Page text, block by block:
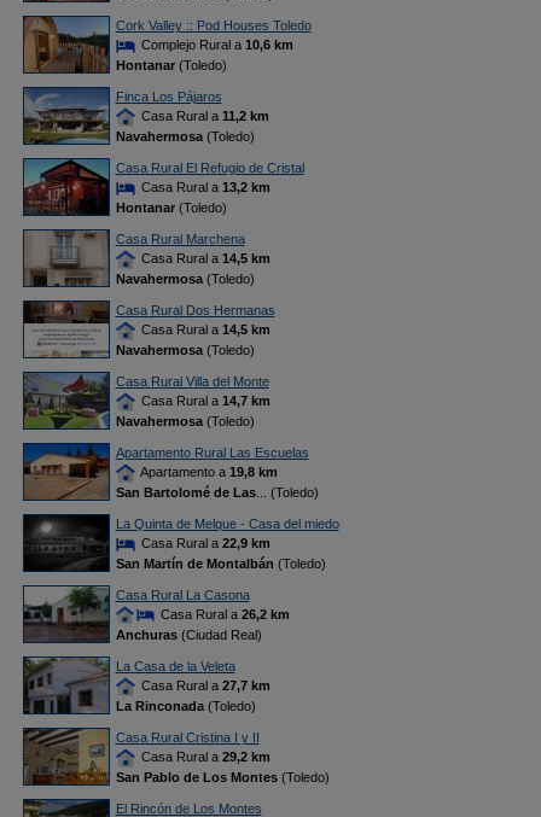
Cork Valley :: Pod Houses Toledo
Complejo Rural a 10,6 km
Hontanar(Toledo)
Finca Los Pájaros
Casa Rural a 11,2 km
Navahermosa(Toledo)
Casa Rural El Refugio de Cristal
Casa Rural a 13,2 km
Hontanar(Toledo)
Casa Rural Marchena
Casa Rural a 14,5 km
Navahermosa(Toledo)
Casa Rural Dos Hermanas
Casa Rural a 14,5 km
Navahermosa(Toledo)
Casa Rural Villa del Monte
Casa Rural a 14,7 km
Navahermosa(Toledo)
Apartamento Rural Las Escuelas
Apartamento a 19,8 km
San Bartolomé de Las... (Toledo)
La Quinta de Melque - Casa del miedo
Casa Rural a 22,9 km
San Martín de Montalbán (Toledo)
Casa Rural La Casona
Casa Rural a 26,2 km
Anchuras(Ciudad Real)
La Casa de la Veleta
Casa Rural a 27,7 km
La Rinconada(Toledo)
Casa Rural Cristina I y II
Casa Rural a 29,2 km
San Pablo de Los Montes(Toledo)
El Rincón de Los Montes